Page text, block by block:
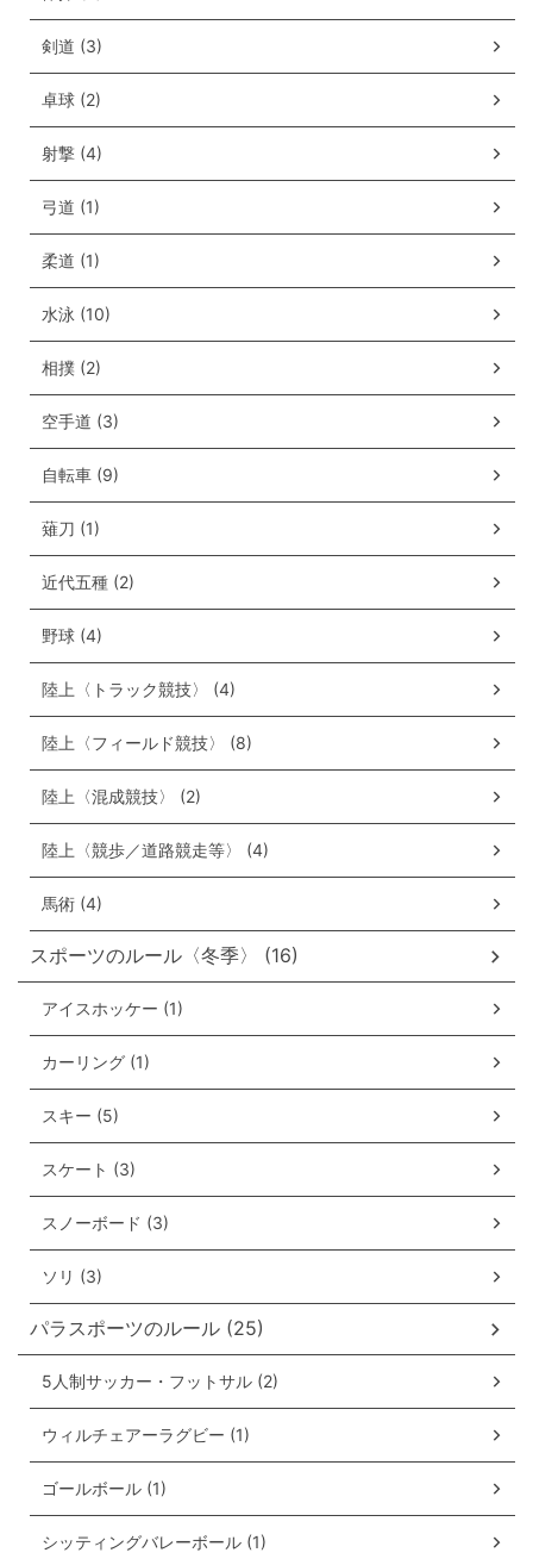
剣道 (3)
卓球 (2)
射撃 (4)
弓道 (1)
柔道 (1)
水泳 (10)
相撲 (2)
空手道 (3)
自転車 (9)
薙刀 (1)
近代五種 (2)
野球 (4)
陸上〈トラック競技〉 (4)
陸上〈フィールド競技〉 (8)
陸上〈混成競技〉 (2)
陸上〈競歩／道路競走等〉 (4)
馬術 (4)
スポーツのルール〈冬季〉 (16)
アイスホッケー (1)
カーリング (1)
スキー (5)
スケート (3)
スノーボード (3)
ソリ (3)
パラスポーツのルール (25)
5人制サッカー・フットサル (2)
ウィルチェアーラグビー (1)
ゴールボール (1)
シッティングバレーボール (1)